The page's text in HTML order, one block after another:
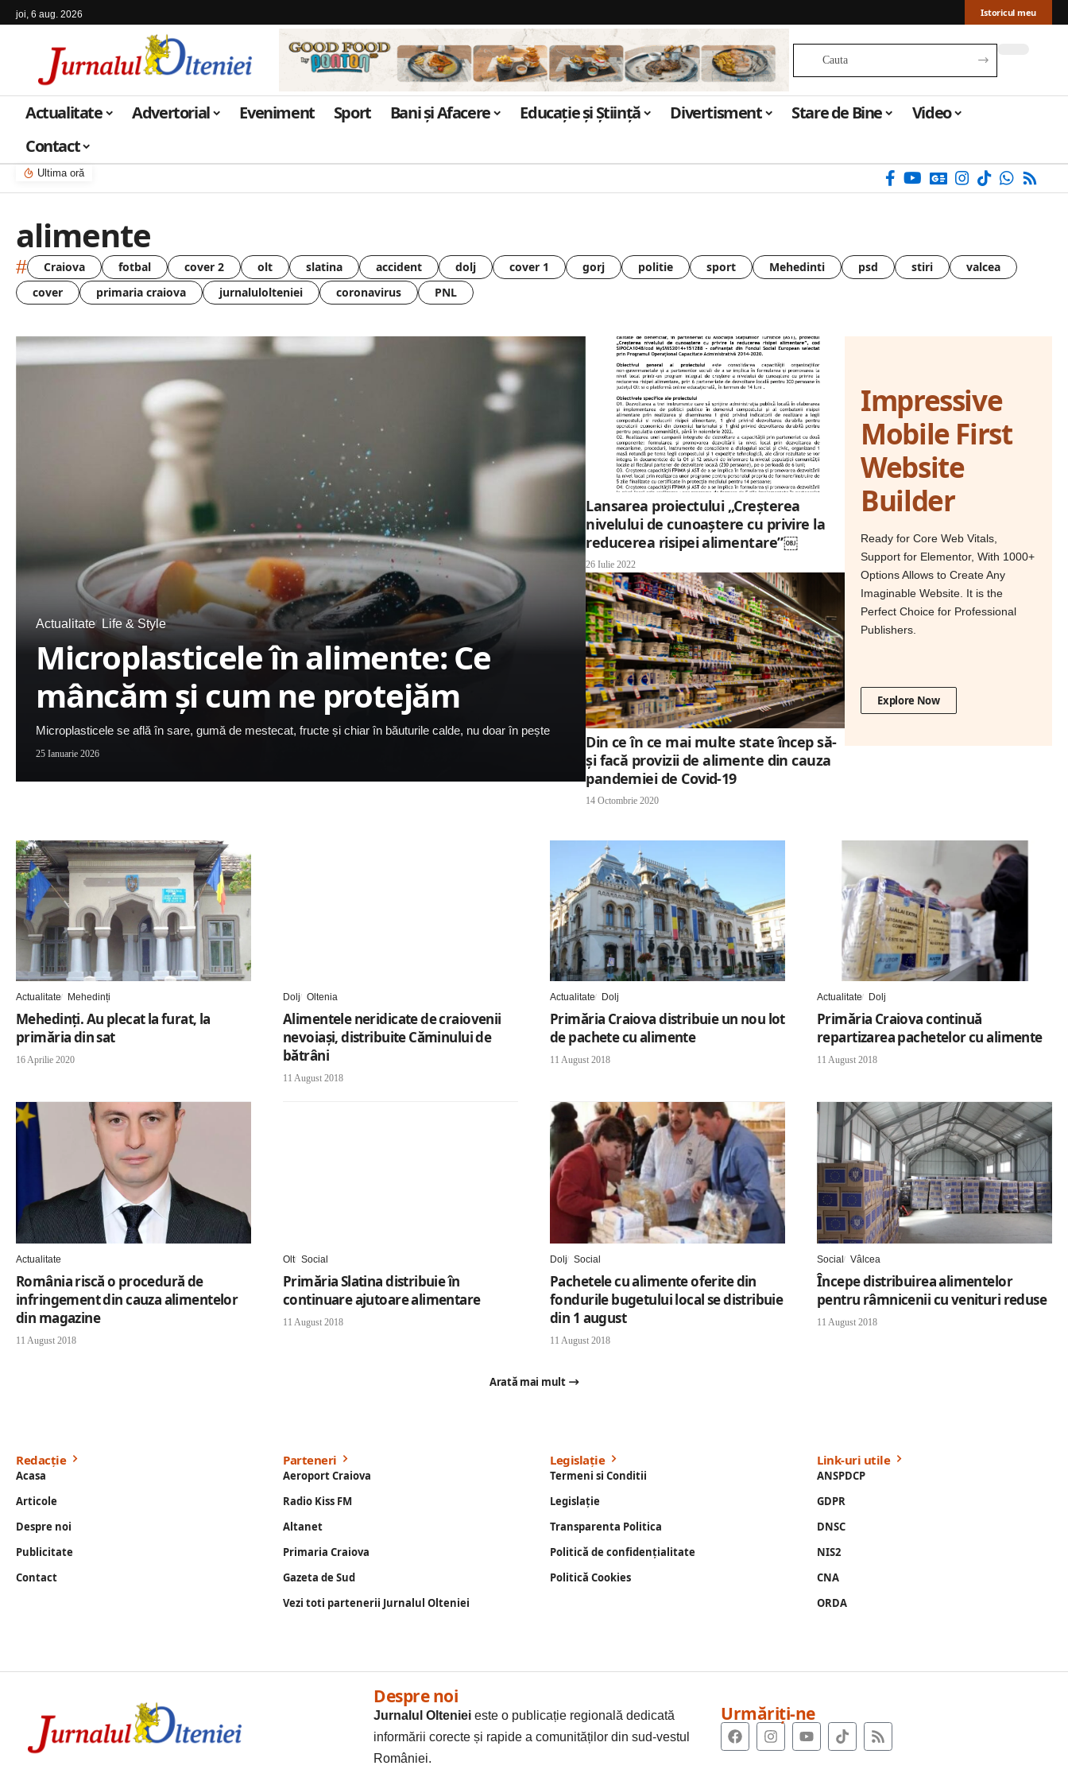
joi, 6 aug. 2026 Istoricul meu
Actualitate Advertorial Eveniment Sport Bani și Afacere Educație și Știință Divertisment Stare de Bine
Video
Contact
Ultima oră
alimente
# Craiova fotbal cover 2 olt slatina accident dolj cover 1 gorj politie sport Mehedinti psd stiri
valcea
cover
primaria craiova jurnalulolteniei coronavirus PNL
Actualitate Life & Style
Microplasticele în alimente: Ce
mâncăm și cum ne protejăm
Microplasticele se află în sare, gumă de mestecat, fructe și chiar în băuturile calde, nu doar în pește
25 Ianuarie 2026
Lansarea proiectului „Creșterea
nivelului de cunoaștere cu privire la
reducerea risipei alimentare”￼
26 Iulie 2022
Din ce în ce mai multe state încep să-
și facă provizii de alimente din cauza
pandemiei de Covid-19
14 Octombrie 2020
Impressive
Mobile First
Website
Builder
Ready for Core Web Vitals,
Support for Elementor, With 1000+
Options Allows to Create Any
Imaginable Website. It is the
Perfect Choice for Professional
Publishers.
Explore Now
Actualitate Mehedinți
Mehedinți. Au plecat la furat, la
primăria din sat
16 Aprilie 2020
Dolj Oltenia
Alimentele neridicate de craiovenii
nevoiaşi, distribuite Căminului de
bătrâni
11 August 2018
Actualitate Dolj
Primăria Craiova distribuie un nou lot
de pachete cu alimente
11 August 2018
Actualitate Dolj
Primăria Craiova continuă
repartizarea pachetelor cu alimente
11 August 2018
Actualitate
România riscă o procedură de
infringement din cauza alimentelor
din magazine
11 August 2018
Olt Social
Primăria Slatina distribuie în
continuare ajutoare alimentare
11 August 2018
Dolj Social
Pachetele cu alimente oferite din
fondurile bugetului local se distribuie
din 1 august
11 August 2018
Social Vâlcea
Începe distribuirea alimentelor
pentru râmnicenii cu venituri reduse
11 August 2018
Arată mai mult
Redacție
Acasa
Articole
Despre noi
Publicitate
Contact
Parteneri
Aeroport Craiova
Radio Kiss FM
Altanet
Primaria Craiova
Gazeta de Sud
Vezi toti partenerii Jurnalul Olteniei
Legislație
Termeni si Conditii
Legislație
Transparenta Politica
Politică de confidențialitate
Politică Cookies
Link-uri utile
ANSPDCP
GDPR
DNSC
NIS2
CNA
ORDA
Despre noi
Jurnalul Olteniei este o publicație regională dedicată
informării corecte și rapide a comunităților din sud-vestul
României.
Urmăriți-ne